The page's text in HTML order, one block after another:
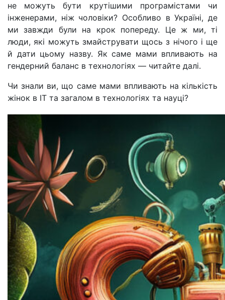
не можуть бути крутішими програмістами чи
інженерами, ніж чоловіки? Особливо в Україні, де
ми завжди були на крок попереду. Це ж ми, ті
люди, які можуть змайструвати щось з нічого і ще
й дати цьому назву. Як саме мами впливають на
гендерний баланс в технологіях — читайте далі.
Чи знали ви, що саме мами впливають на кількість
жінок в IT та загалом в технологіях та науці?